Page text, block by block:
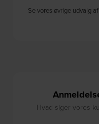
Se vores øvrige udvalg af
Hvad siger vores